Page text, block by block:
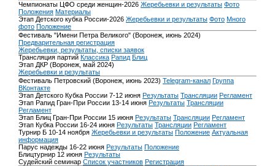
Чемпионаты ЦФО среди женщин-2026 Жеребьевки и результаты Фото
Положения Материалы
Этап Детского кубка России-2026 Жеребьевки и результаты Фото Много
фото Положение
Фестиваль "Имени Петра Великого" (Воронеж, июнь 2024)
Предварительная регистрация
Жеребьевки, результаты, списки заявок
Трансляция партий Классика Рапид Блиц
Этап ДКР (Воронеж, май 2024)
Жеребьевки и результаты
Фестиваль Петровский (Воронеж, июнь 2023) Telegram-канал Группа
ВКонтакте
Этап Детского Кубка России 7-12 июня Результаты Трансляции Регламент
Этап Рапид Гран-При России 13-14 июня Результаты Трансляции
Регламент
Этап Блиц Гран-При России 15 июня Результаты Трансляции Регламент
Этап Кубка России 16-24 июня Результаты Трансляции Регламент
Турнир Б 10-14 ноября Жеребьевки и результаты Положение Актуальная
информация
Парус надежды 16-22 июня Результаты Положение
Блицтурнир 12 июня Результаты
Судейский семинар Список участников Регистрация